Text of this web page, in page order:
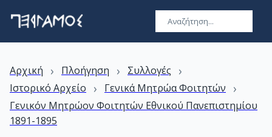
Αρχική › Πλοήγηση › Συλλογές ›
Ιστορικό Αρχείο › Γενικά Μητρώα Φοιτητών ›
Γενικόν Μητρώον Φοιτητών Εθνικού Πανεπιστημίου
1891-1895